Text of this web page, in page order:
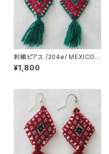
刺繍ピアス /204e/ MEXICO
メキシコ
¥1,800